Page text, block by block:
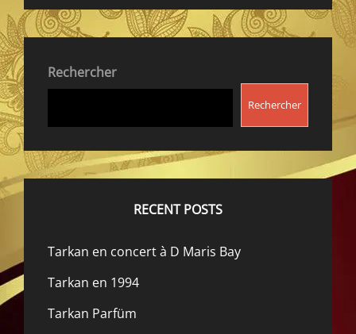
Rechercher
Rechercher
RECENT POSTS
Tarkan en concert à D Maris Bay
Tarkan en 1994
Tarkan Parfüm